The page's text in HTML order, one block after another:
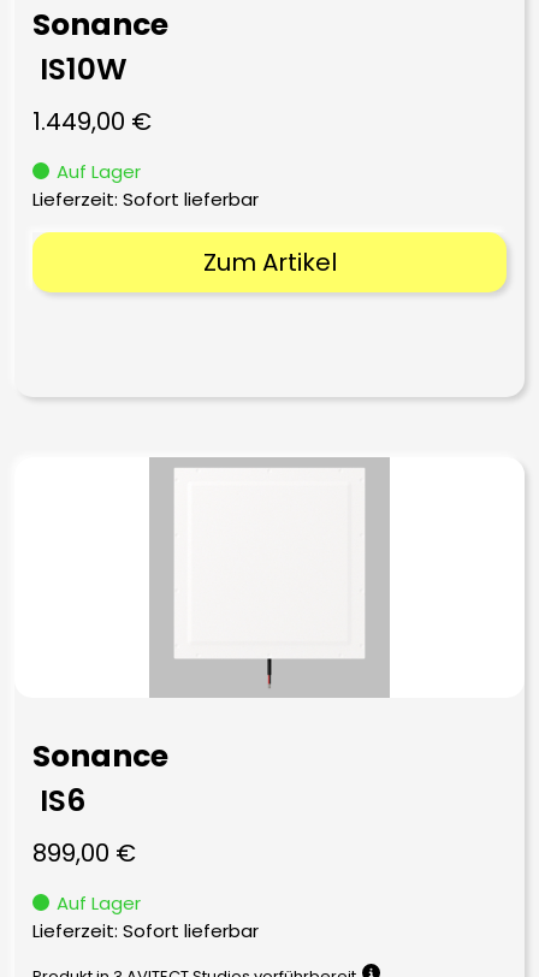
Sonance
IS10W
1.449,00 €
Auf Lager
Lieferzeit: Sofort lieferbar
Zum Artikel
Sonance
IS6
899,00 €
Auf Lager
Lieferzeit: Sofort lieferbar